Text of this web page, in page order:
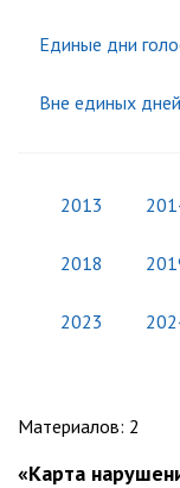
Единые дни
Вне единых
2013
2018
2023
Материалов: 2
«Карта